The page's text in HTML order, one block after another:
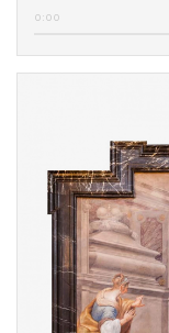
Легенда
намалював
новий шар
символізують
обіль
цьому місці.
срібною
початку 18
0:00